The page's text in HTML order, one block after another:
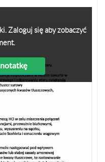
Zaloguj się aby zobaczyć
notatkę